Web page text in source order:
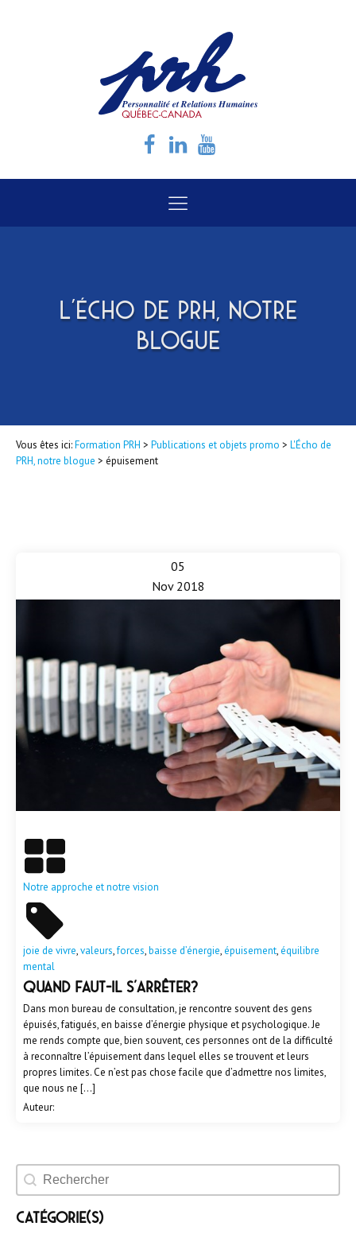
L'ÉCHO DE PRH, NOTRE
BLOGUE
Vous êtes ici:Formation PRH > Publications et objets promo > L'Écho de
PRH, notre blogue > épuisement
05
Nov 2018
Notre approche et notre vision
joie de vivre,valeurs,forces,baisse d’énergie,épuisement,équilibre
mental
Quand faut-il s’arrêter?
Dans mon bureau de consultation, je rencontre souvent des gens
épuisés, fatigués, en baisse d’énergie physique et psychologique. Je
me rends compte que, bien souvent, ces personnes ont de la difficulté
à reconnaître l’épuisement dans lequel elles se trouvent et leurs
propres limites. Ce n’est pas chose facile que d’admettre nos limites,
que nous ne […]
Auteur:
Rechercher un évènement
Catégorie(s)